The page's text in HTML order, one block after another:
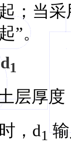
；当
”。
1
厚度
，d1 输